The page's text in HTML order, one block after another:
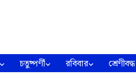
চতুষ্পর্ণী রবিবার শ্রেণীবদ্ধ